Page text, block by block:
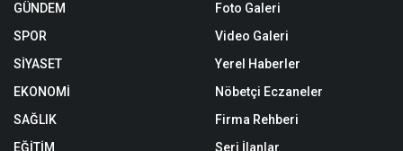
GÜNDEM
SPOR
SİYASET
EKONOMİ
SAĞLIK
EĞİTİM
Foto Galeri
Video Galeri
Yerel Haberler
Nöbetçi Eczaneler
Firma Rehberi
Seri İlanlar